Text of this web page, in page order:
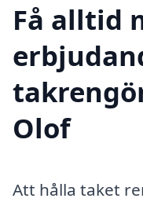
Få alltid
Olof
Att hålla taket